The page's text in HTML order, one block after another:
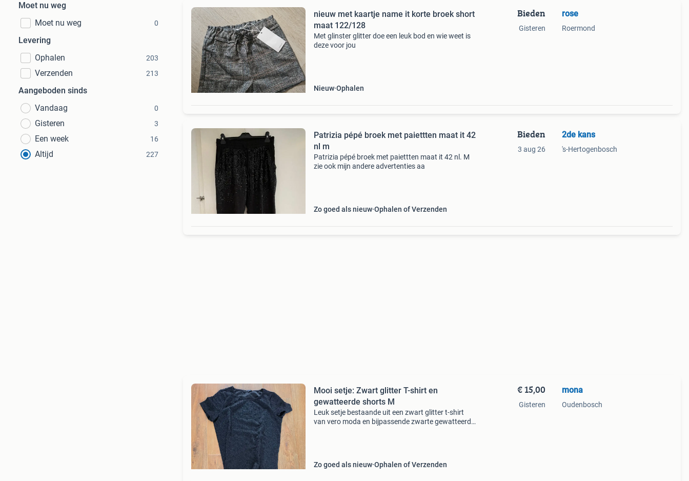
Moet nu weg
Moet nu weg
0
Levering
Ophalen
203
Verzenden 213
Aangeboden sinds
Vandaag
0
Gisteren 3
Een week 16
Altijd 227
nieuw met kaartje name it korte broek short
maat 122/128
Met glinster glitter doe een leuk bod en wie weet is
deze voor jou
Nieuw Ophalen
Bieden
Gisteren
rose
Roermond
Patrizia pépé broek met paiettten maat it 42
nl m
Patrizia pépé broek met paiettten maat it 42 nl. M
zie ook mijn andere advertenties aa
Zo goed als nieuw Ophalen of Verzenden
Bieden
3 aug 26
2de kans
's-Hertogenbosch
Mooi setje: Zwart glitter T-shirt en
gewatteerde shorts M
Leuk setje bestaande uit een zwart glitter t-shirt
van vero moda en bijpassende zwarte gewatteerde
Zo goed als nieuw Ophalen of Verzenden
€ 15,00
Gisteren
mona
Oudenbosch